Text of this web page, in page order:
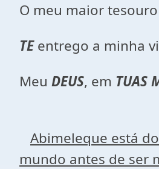
O meu maior
TEentrego a minha
Meu DEUS, em TUAS
Abimeleque está
mundo antes de ser